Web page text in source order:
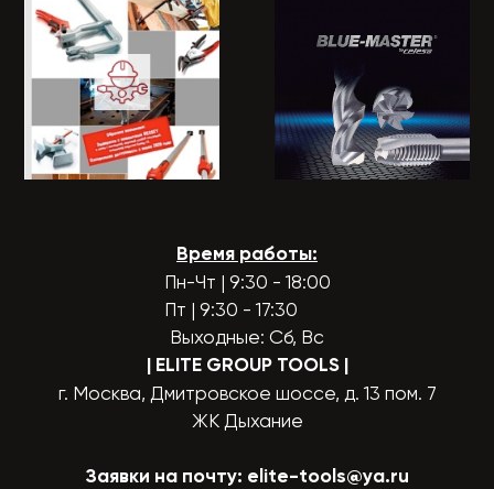
Время работы:
Пн-Чт | 9:30 - 18:00
Пт | 9:30 - 17:30
Выходные: Сб, Вс
| ELITE GROUP TOOLS |
г. Москва, Дмитровское шоссе, д. 13 пом. 7
ЖК Дыхание
Заявки на почту: elite-tools@ya.ru